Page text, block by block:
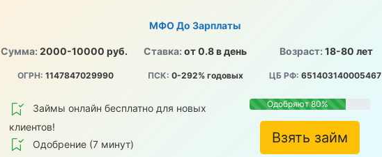
МФО До Зарплаты
Сумма: 2000-10000 руб. Ставка: от 0.8 в день Возраст: 18-80 лет
ОГРН: 1147847029990 ПСК: 0-292% годовых ЦБ РФ: 651403140005467
Займы онлайн бесплатно для новых
клиентов!
Одобрение (7 минут)
Одобряют 80%
Взять займ